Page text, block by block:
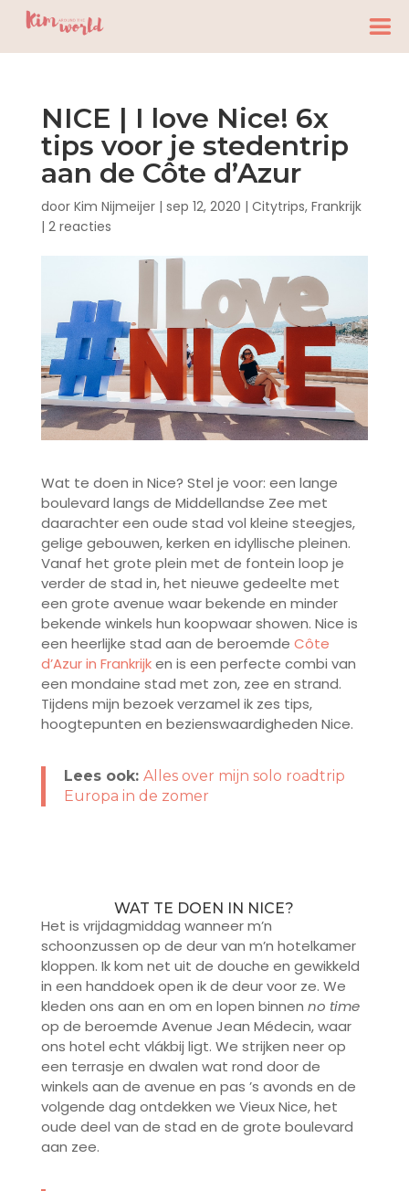
NICE | I love Nice! 6x
tips voor je stedentrip
aan de Côte d’Azur
door Kim Nijmeijer| sep 12, 2020 | Citytrips, Frankrijk
| 2 reacties
Wat te doen in Nice? Stel je voor: een lange
boulevard langs de Middellandse Zee met
daarachter een oude stad vol kleine steegjes,
gelige gebouwen, kerken en idyllische pleinen.
Vanaf het grote plein met de fontein loop je
verder de stad in, het nieuwe gedeelte met
een grote avenue waar bekende en minder
bekende winkels hun koopwaar showen. Nice is
een heerlijke stad aan de beroemde Côte
d’Azur in Frankrijken is een perfecte combi van
een mondaine stad met zon, zee en strand.
Tijdens mijn bezoek verzamel ik zes tips,
hoogtepunten en bezienswaardigheden Nice.
Lees ook: Alles over mijn solo roadtrip
Europa in de zomer
WAT TE DOEN IN NICE?
Het is vrijdagmiddag wanneer m’n
schoonzussen op de deur van m’n hotelkamer
kloppen. Ik kom net uit de douche en gewikkeld
in een handdoek open ik de deur voor ze. We
kleden ons aan en om en lopen binnen no time
op de beroemde Avenue Jean Médecin, waar
ons hotel echt vlákbij ligt. We strijken neer op
een terrasje en dwalen wat rond door de
winkels aan de avenue en pas ’s avonds en de
volgende dag ontdekken we Vieux Nice, het
oude deel van de stad en de grote boulevard
aan zee.